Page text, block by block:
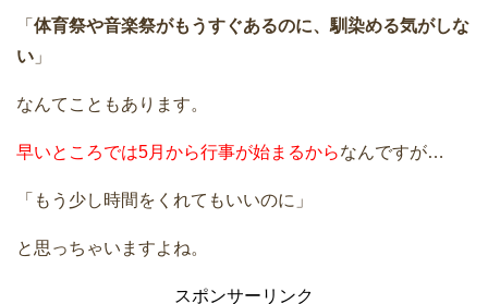
「 体育祭や音楽祭がもうすぐあるのに、馴染める気がしな
い 」
なんてこともあります。
早いところでは5月から行事が始まるからなんですが…
「もう少し時間をくれてもいいのに」
と思っちゃいますよね。
スポンサーリンク